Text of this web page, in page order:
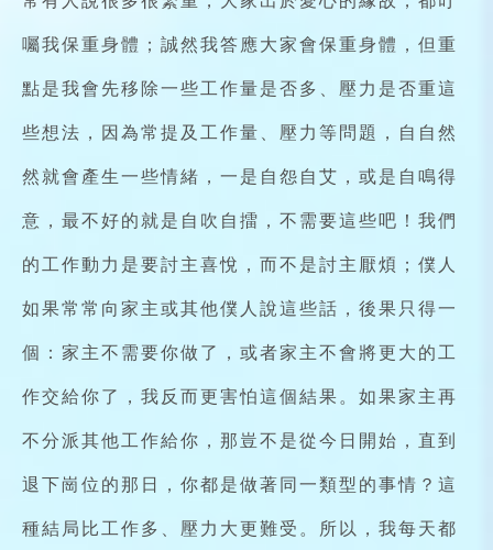
囑我保重身體；誠然我答應大家會保重身體，但重
點是我會先移除一些工作量是否多、壓力是否重這
些想法，因為常提及工作量、壓力等問題，自自然
然就會產生一些情緒，一是自怨自艾，或是自鳴得
意，最不好的就是自吹自擂，不需要這些吧！我們
的工作動力是要討主喜悅，而不是討主厭煩；僕人
如果常常向家主或其他僕人說這些話，後果只得一
個：家主不需要你做了，或者家主不會將更大的工
作交給你了，我反而更害怕這個結果。如果家主再
不分派其他工作給你，那豈不是從今日開始，直到
退下崗位的那日，你都是做著同一類型的事情？這
種結局比工作多、壓力大更難受。所以，我每天都